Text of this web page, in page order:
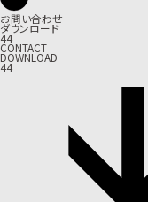
お問い合わせ
ダウンロード
44
CONTACT
DOWNLOAD
44